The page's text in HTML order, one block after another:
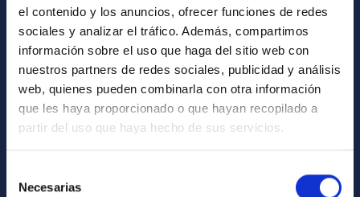
el contenido y los anuncios, ofrecer funciones de redes
sociales y analizar el tráfico. Además, compartimos
información sobre el uso que haga del sitio web con
nuestros partners de redes sociales, publicidad y análisis
web, quienes pueden combinarla con otra información
que les haya proporcionado o que hayan recopilado a
partir del uso que haya hecho de sus servicios.
Necesarias
INFORMACIÓN GENERAL
Contacto
Cómo llegar al IAC
Directorio de personal
Biblioteca